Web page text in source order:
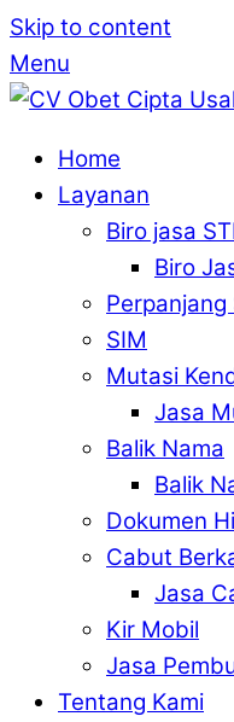
Skip to content
Menu
Home
Layanan
Biro jasa
Biro
Perpanjang
SIM
Mutasi
Jasa
Balik Nama
Balik
Dokumen
Cabut
Jasa
Kir Mobil
Jasa
Tentang Kami